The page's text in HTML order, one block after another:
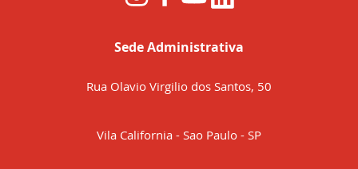
Sede Administrativa
Rua Olavio Virgilio dos Santos, 50
Vila California - Sao Paulo - SP